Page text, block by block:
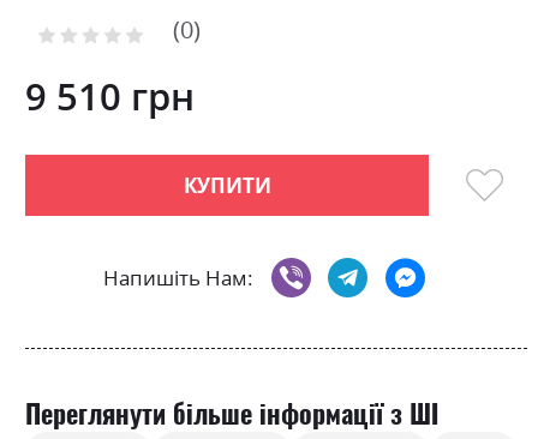
the
of
the
gallery
Рейтинг: 0
9 510 грн
КУПИТИ
Напишіть Нам:
Переглянути більше інформації з ШІ